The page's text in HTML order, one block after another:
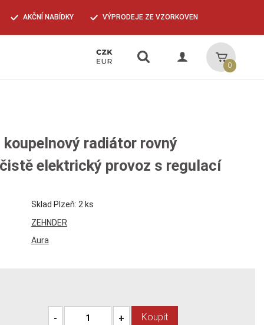
AKČNÍ NABÍDKY VÝPRODEJE ZE VZORKOVEN
Vyhledávání Košík
0
koupelnový radiátor rovný
elektrický provoz s regulací
Sklad Plzeň: 2 ks
ZEHNDER
Aura
- + Koupit